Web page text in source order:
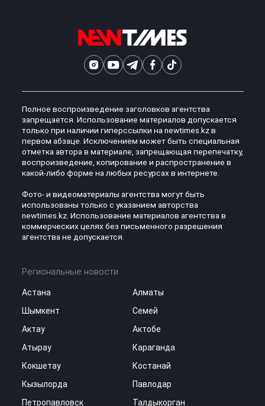
Полное воспроизведение заголовков агентства
запрещается. Использование материалов допускается
только при наличии гиперссылки на newtimes.kz в
первом абзаце. Исключением может быть специальная
отметка автора в материале, запрещающая перепечатку,
воспроизведение, копирование и распространение в
какой-либо форме на любых ресурсах в интернете.
Фото- и видеоматериалы агентства могут быть
использованы только с указанием авторства
newtimes.kz. Использование материалов агентства в
коммерческих целях без письменного разрешения
агентства не допускается.
Региональные новости
Астана
Алматы
Шымкент
Семей
Актау
Актобе
Атырау
Караганда
Кокшетау
Костанай
Кызылорда
Павлодар
Петропавловск
Талдыкорган